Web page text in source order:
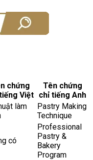
chứng
Việt
Tên chứng
chỉ tiếng Anh
làm
Pastry Making
Technique
có
Professional
Pastry &
Bakery
Program